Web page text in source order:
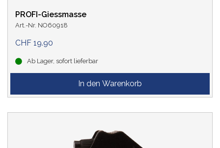
PROFI-Giessmasse
Art.-Nr. NO60918
CHF 19.90
Ab Lager, sofort lieferbar